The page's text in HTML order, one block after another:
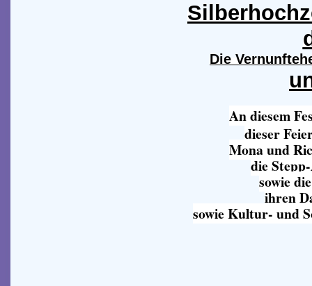
Die
An diesem
dieser
Mona und
die
sowie
ihren
sowie Kultur- und